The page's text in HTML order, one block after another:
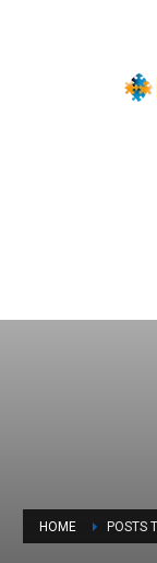
HOME POSTS